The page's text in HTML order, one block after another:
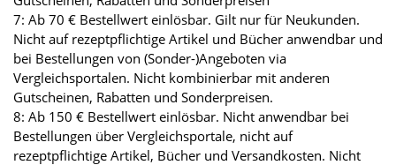
7: Ab 70 € Bestellwert einlösbar. Gilt nur für Neukunden.
Nicht auf rezeptpflichtige Artikel und Bücher anwendbar und
bei Bestellungen von (Sonder-)Angeboten via
Vergleichsportalen. Nicht kombinierbar mit anderen
Gutscheinen, Rabatten und Sonderpreisen.
8: Ab 150 € Bestellwert einlösbar. Nicht anwendbar bei
Bestellungen über Vergleichsportale, nicht auf
rezeptpflichtige Artikel, Bücher und Versandkosten. Nicht